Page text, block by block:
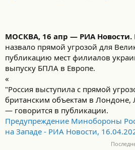
МОСКВА, 16 апр — РИА Новости.
назвало прямой угрозой для
публикацию мест филиалов
выпуску БПЛА в Европе.
«
"Россия выступила с прямой
британским объектам в Лондоне,
— говорится в публикации.
Предупреждение Минобороны
на Западе - РИА Новости,